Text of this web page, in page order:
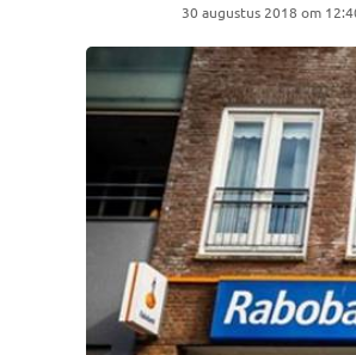
30 augustus 2018 om